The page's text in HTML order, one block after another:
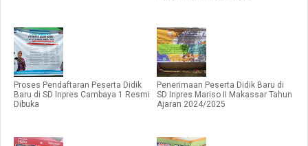
Proses Pendaftaran Peserta Didik
Baru di SD Inpres Cambaya 1 Resmi
Dibuka
Penerimaan Peserta Didik Baru di
SD Inpres Mariso II Makassar Tahun
Ajaran 2024/2025